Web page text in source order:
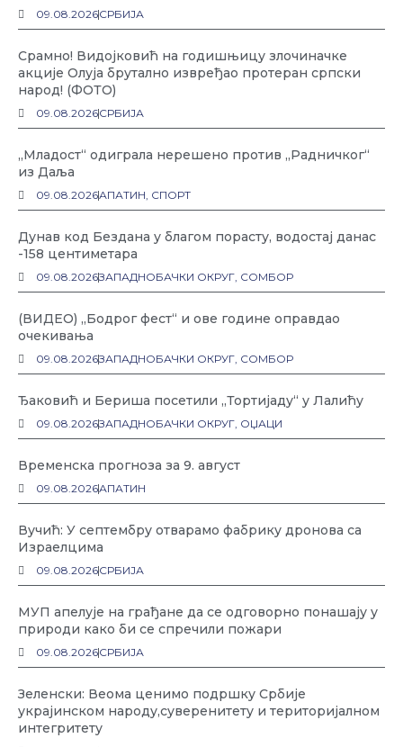
09.08.2026СРБИЈА
Срамно! Видојковић на годишњицу злочиначке
акције Олуја брутално извређао протеран српски
народ! (ФОТО)
09.08.2026СРБИЈА
„Младост“ одиграла нерешено против „Радничког“
из Даља
09.08.2026АПАТИН, СПОРТ
Дунав код Бездана у благом порасту, водостај данас
-158 центиметара
09.08.2026ЗАПАДНОБАЧКИ ОКРУГ, СОМБОР
(ВИДЕО) „Бодрог фест“ и ове године оправдао
очекивања
09.08.2026ЗАПАДНОБАЧКИ ОКРУГ, СОМБОР
Ђаковић и Бериша посетили „Тортијаду“ у Лалићу
09.08.2026ЗАПАДНОБАЧКИ ОКРУГ, ОЏАЦИ
Временска прогноза за 9. август
09.08.2026АПАТИН
Вучић: У септембру отварамо фабрику дронова са
Израелцима
09.08.2026СРБИЈА
МУП апелује на грађане да се одговорно понашају у
природи како би се спречили пожари
09.08.2026СРБИЈА
Зеленски: Веома ценимо подршку Србије
украјинском народу,суверенитету и територијалном
интегритету